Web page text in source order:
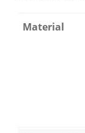
Material